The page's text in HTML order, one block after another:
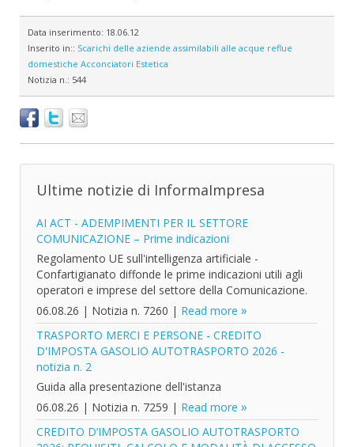
Data inserimento: 18.06.12
Inserito in:: Scarichi delle aziende assimilabili alle acque reflue
domestiche Acconciatori Estetica
Notizia n.: 544
Ultime notizie di InformaImpresa
AI ACT - ADEMPIMENTI PER IL SETTORE
COMUNICAZIONE – Prime indicazioni
Regolamento UE sull'intelligenza artificiale -
Confartigianato diffonde le prime indicazioni utili agli
operatori e imprese del settore della Comunicazione.
06.08.26 | Notizia n. 7260 | Read more
TRASPORTO MERCI E PERSONE - CREDITO
D'IMPOSTA GASOLIO AUTOTRASPORTO 2026 -
notizia n. 2
Guida alla presentazione dell'istanza
06.08.26 | Notizia n. 7259 | Read more
CREDITO D’IMPOSTA GASOLIO AUTOTRASPORTO